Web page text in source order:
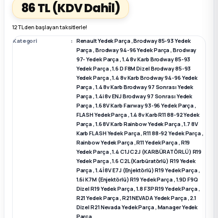
Parça
Parça
86 TL(KDV Dahil)
12 TL den başlayan taksitlerle!
Kategori
Renault Yedek Parça,Brodway 85-93 Yedek
Parça,Brodway 94-96 Yedek Parça,Brodway
97- Yedek Parça,1.4 8v Karb Brodway 85-93
Yedek Parça,1.6 D F8M Dizel Brodway 85-93
Yedek Parça,1.4 8v Karb Brodway 94-96 Yedek
Parça,1.4 8v Karb Brodway 97 Sonrası Yedek
Parça,1.4i 8v ENJ Brodway 97 Sonrası Yedek
Parça,1.6 8V Karb Faırway 93-96 Yedek Parça,
FLASH Yedek Parça,1.4 8v Karb R11 88-92 Yedek
Parça,1.6 8V Karb Rainbow Yedek Parça,1.7 8V
Karb FLASH Yedek Parça,R11 88-92 Yedek Parça,
Rainbow Yedek Parça,R11 Yedek Parça,R19
Yedek Parça,1.4 C1J C2J (KARBÜRATÖRLÜ) R19
Yedek Parça,1.6 C2L (Karbüratörlü) R19 Yedek
Parça,1.4İ 8V E7J (Enjektörlü) R19 Yedek Parça,
1.6i K7M (Enjektörlü) R19 Yedek Parça,1.9D F9Q
Dizel R19 Yedek Parça,1.8 F3P R19 Yedek Parça,
R21 Yedek Parça,R21 NEVADA Yedek Parça,2.1
Dizel R21 Nevada Yedek Parça,Manager Yedek
Parça